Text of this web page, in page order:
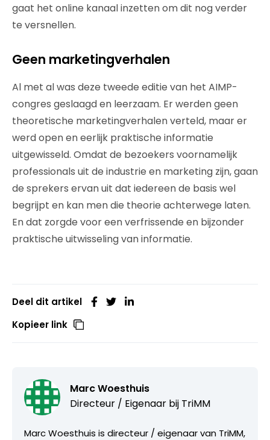
gaat het online kanaal inzetten om dit nog verder
te versnellen.
Geen marketingverhalen
Al met al was deze tweede editie van het AIMP-
congres geslaagd en leerzaam. Er werden geen
theoretische marketingverhalen verteld, maar er
werd open en eerlijk praktische informatie
uitgewisseld. Omdat de bezoekers voornamelijk
professionals uit de industrie en marketing zijn, gaan
de sprekers ervan uit dat iedereen de basis wel
begrijpt en kan men die theorie achterwege laten.
En dat zorgde voor een verfrissende en bijzonder
praktische uitwisseling van informatie.
Deel dit artikel
Kopieer link
Marc Woesthuis
Directeur / Eigenaar bij TriMM
Marc Woesthuis is directeur / eigenaar van TriMM,